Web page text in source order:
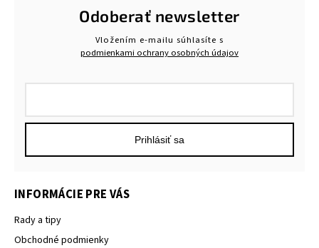
Odoberať newsletter
Vložením e-mailu súhlasíte s
podmienkami ochrany osobných údajov
Prihlásiť sa
INFORMÁCIE PRE VÁS
Rady a tipy
Obchodné podmienky